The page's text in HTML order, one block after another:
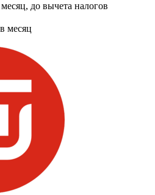
месяц, до вычета налогов
месяц